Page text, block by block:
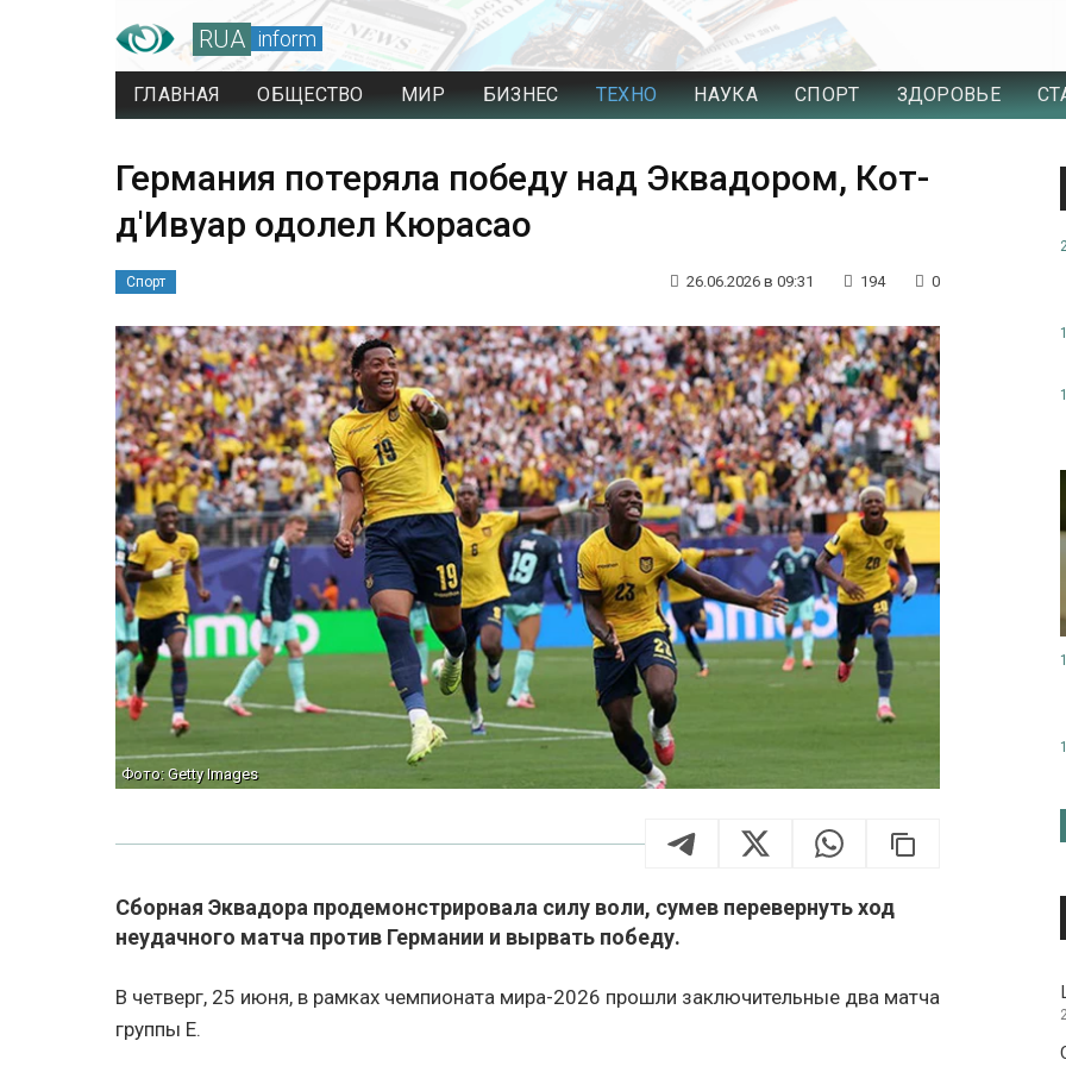
RUA inform
ГЛАВНАЯ ОБЩЕСТВО МИР БИЗНЕС ТЕХНО НАУКА СПОРТ ЗДОРОВЬЕ
Германия потеряла победу над Эквадором, Кот-
д'Ивуар одолел Кюрасао
Спорт 26.06.2026 в 09:31 194 0
Фото: Getty Images
Сборная Эквадора продемонстрировала силу воли, сумев перевернуть ход
неудачного матча против Германии и вырвать победу.
В четверг, 25 июня, в рамках чемпионата мира-2026 прошли заключительные два матча
группы Е.